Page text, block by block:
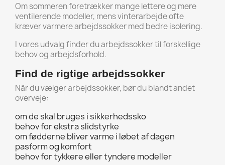
Om sommeren foretrækker mange lettere og mere
ventilerende modeller, mens vinterarbejde ofte
kræver varmere arbejdssokker med bedre isolering.
I vores udvalg finder du arbejdssokker til forskellige
behov og arbejdsforhold.
Find de rigtige arbejdssokker
Når du vælger arbejdssokker, bør du blandt andet
overveje:
om de skal bruges i sikkerhedssko
behov for ekstra slidstyrke
om fødderne bliver varme i løbet af dagen
pasform og komfort
behov for tykkere eller tyndere modeller